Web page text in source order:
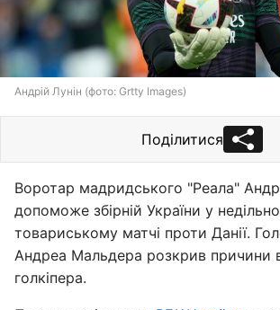
Андрій Лунін (фото: Grtty Images)
Поділитися
Воротар мадридського "Реала"
допоможе збірній України у
товариському матчі проти Данії.
Андреа Мальдера розкрив причини
голкіпера.